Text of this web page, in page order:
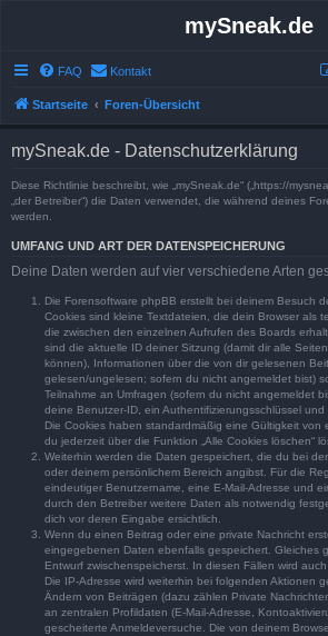
mySneak.de
FAQ Kontakt
Startseite Foren-Übersicht
mySneak.de - Datenschutzerklärung
Diese Richtlinie beschreibt, wie „mySneak.de“ („https://
„der Betreiber“) die Daten verwendet, die während deines
werden.
UMFANG UND ART DER DATENSPEICHERUNG
Deine Daten werden auf vier verschiedene Arten
Die Forensoftware phpBB erstellt bei deinem Besuch
Cookies sind kleine Textdateien, die dein Browser als
die zwischen den einzelnen Aufrufen des Boards
sind die aktuelle ID deiner Sitzung (damit dir alle
können), Informationen über die von dir gelesenen
gelesen/ungelesen; sofern du nicht angemeldet bist)
Teilnahme an Umfragen (sofern du nicht angemeldet
deine Benutzer-ID, ein Authentifizierungsschlüssel
Die Cookies haben standardmäßig eine Gültigkeit von
du jederzeit über die Funktion „Alle Cookies löschen“
Weiterhin werden die Daten gespeichert, die du bei
oder deinem persönlichem Bereich angibst. Für die
eindeutiger Benutzername, eine E-Mail-Adresse und
durch den Betreiber weitere Daten als notwendig
dich vor deren Eingabe ersichtlich.
Wenn du einen Beitrag oder eine private Nachricht
eingegebenen Daten ebenfalls gespeichert. Gleiches
Entwurf zwischenspeicherst. In diesen Fällen wird
Die IP-Adresse wird weiterhin bei folgenden Aktionen
Ändern von Beiträgen (dazu zählen Private
an zentralen Profildaten (E-Mail-Adresse,
gescheiterte Anmeldeversuche. Die von deinem